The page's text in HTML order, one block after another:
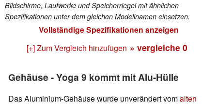
Bildschirme, Laufwerke und Speicherriegel mit ähnlichen
Spezifikationen unter dem gleichen Modellnamen einsetzen.
Vollständige Spezifikationen anzeigen
[+] Zum Vergleich hinzufügen » vergleiche 0
Gehäuse - Yoga 9 kommt mit Alu-Hülle
Das Aluminium-Gehäuse wurde unverändert vomalten